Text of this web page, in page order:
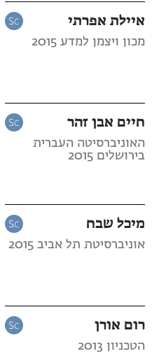
איילת אפרתי
מכון ויצמן למדע 2015
חיים אבן זהר
האוניברסיטה העברית
בירושלים 2015
מיכל שבח
אוניברסיטת תל אביב 2015
רום אורן
הטכניון 2013